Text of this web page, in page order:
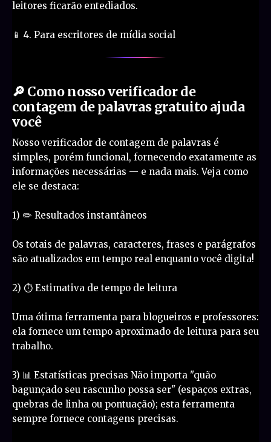
leitores ficarão entediados.
📱 4. Para escritores de mídia social
🔎 Como nosso verificador de
contagem de palavras gratuito ajuda
você
Nosso verificador de contagem de palavras é
simples, porém funcional, fornecendo exatamente as
informações necessárias — e nada mais. Veja como
ele se destaca:
1) ✏️ Resultados instantâneos
Os totais de palavras, caracteres, frases e parágrafos
são atualizados em tempo real enquanto você digita!
2) ⏱ Estimativa de tempo de leitura
Uma ótima ferramenta para blogueiros e professores:
ela fornece um tempo aproximado de leitura para seu
trabalho.
3) 📊 Estatísticas precisas Não importa "quão
bagunçado seu rascunho possa ser" (espaços extras,
quebras de linha ou pontuação); esta ferramenta
sempre fornece contagens precisas.